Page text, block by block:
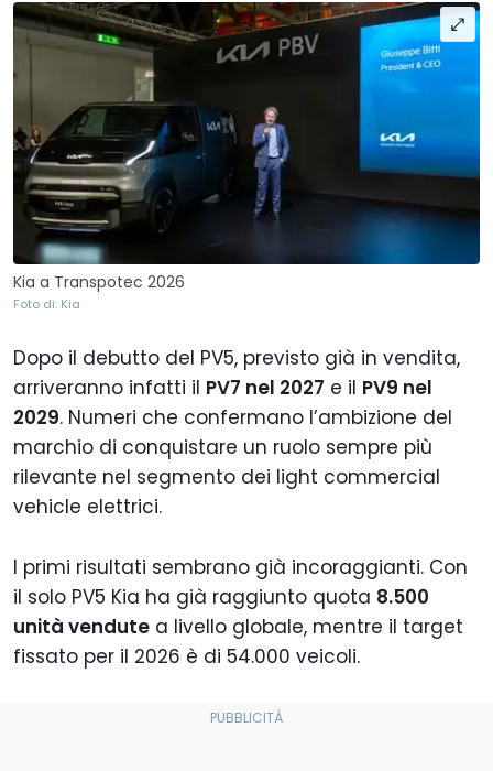
Kia a Transpotec 2026
Foto di: Kia
Dopo il debutto del PV5, previsto già in vendita,
arriveranno infatti il PV7 nel 2027 e il PV9 nel
2029. Numeri che confermano l’ambizione del
marchio di conquistare un ruolo sempre più
rilevante nel segmento dei light commercial
vehicle elettrici.
I primi risultati sembrano già incoraggianti. Con
il solo PV5 Kia ha già raggiunto quota 8.500
unità vendute a livello globale, mentre il target
fissato per il 2026 è di 54.000 veicoli.